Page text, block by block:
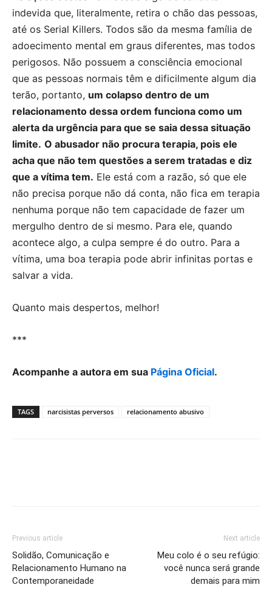
indevida que, literalmente, retira o chão das pessoas,
até os Serial Killers. Todos são da mesma família de
adoecimento mental em graus diferentes, mas todos
perigosos. Não possuem a consciência emocional
que as pessoas normais têm e dificilmente algum dia
terão, portanto, um colapso dentro de um
relacionamento dessa ordem funciona como um
alerta da urgência para que se saia dessa situação
limite. O abusador não procura terapia, pois ele
acha que não tem questões a serem tratadas e diz
que a vítima tem. Ele está com a razão, só que ele
não precisa porque não dá conta, não fica em terapia
nenhuma porque não tem capacidade de fazer um
mergulho dentro de si mesmo. Para ele, quando
acontece algo, a culpa sempre é do outro. Para a
vítima, uma boa terapia pode abrir infinitas portas e
salvar a vida.
Quanto mais despertos, melhor!
***
Acompanhe a autora em sua Página Oficial.
TAGS narcisistas perversos relacionamento abusivo
Previous article
Solidão, Comunicação e
Relacionamento Humano na
Contemporaneidade
Next article
Meu colo é o seu refúgio:
você nunca será grande
demais para mim